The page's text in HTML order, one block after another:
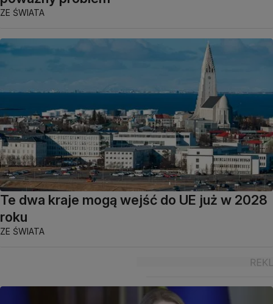
ZE ŚWIATA
Te dwa kraje mogą wejść do UE już w 2028
roku
ZE ŚWIATA